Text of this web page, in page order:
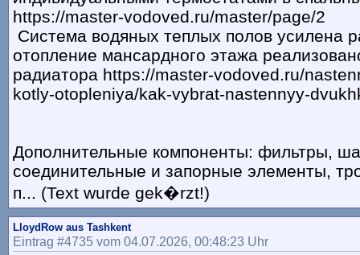
https://master-vodoved.ru/master/page/2
Система водяных теплых полов усилена
отопление мансардного этажа
радиатора https://master-vodoved.ru/
kotly-otopleniya/kak-vybrat-nastennyy-
Дополнительные компоненты: фильтры,
соединительные и запорные элементы,
п... (Text wurde gek�rzt!)
LloydRow aus Tashkent
Eintrag #4735 vom 04.07.2026, 00:48:23 Uhr